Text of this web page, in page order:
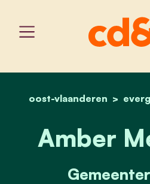
oost-vlaanderen
Amber